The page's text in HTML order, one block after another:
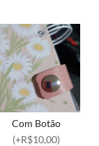
Com Botão
(+R$10,00)